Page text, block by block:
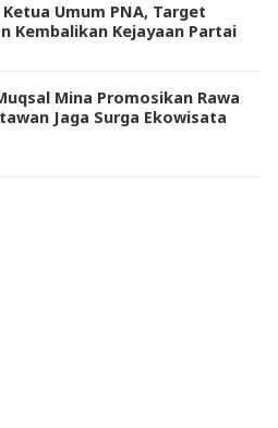
Umum PNA, Target
Kembalikan Kejayaan Partai
Mina Promosikan Rawa
Jaga Surga Ekowisata